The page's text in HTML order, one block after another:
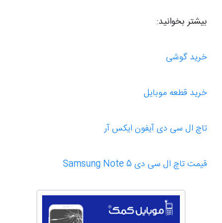
بیشتر بخوانید:
خرید گوشی
خرید قطعه موبایل
تاچ ال سی دی آیفون ایکس آر
قیمت تاچ ال سی دی Samsung Note 5